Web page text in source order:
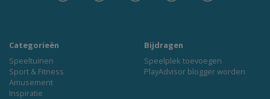
Categorieën
Speeltuinen
Sport & Fitness
Amusement
Inspiratie
Bijdragen
Speelplek toevoegen
PlayAdvisor blogger worden